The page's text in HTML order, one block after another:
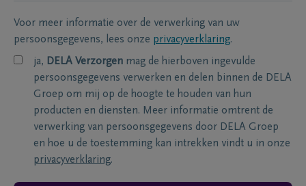
Voor meer informatie over de verwerking van uw
persoonsgegevens, lees onze privacyverklaring.
ja, DELA Verzorgen mag de hierboven ingevulde
persoonsgegevens verwerken en delen binnen de DELA
Groep om mij op de hoogte te houden van hun
producten en diensten. Meer informatie omtrent de
verwerking van persoonsgegevens door DELA Groep
en hoe u de toestemming kan intrekken vindt u in onze
privacyverklaring.